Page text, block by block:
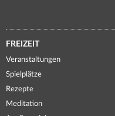
FREIZEIT
Veranstaltungen
Spielplätze
Rezepte
Meditation